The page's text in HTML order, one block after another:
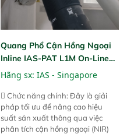
Quang Phổ Cận Hồng Ngoại
Inline IAS-PAT L1M On-Line
NIR
Hãng sx: IAS - Singapore
 Chức năng chính: Đây là giải
pháp tối ưu để nâng cao hiệu
suất sản xuất thông qua việc
phân tích cận hồng ngoại (NIR)